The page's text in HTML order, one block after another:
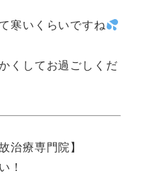
寒いくらいですね
くしてお過ごしくだ
治療専門院】
！